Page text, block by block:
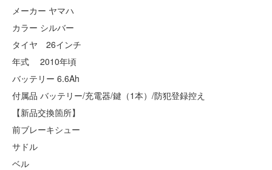
メーカー ヤマハ
カラー シルバー
タイヤ 26インチ
年式 2010年頃
バッテリー 6.6Ah
付属品 バッテリー/充電器/鍵（1本）/防犯登録控え
【新品交換箇所】
前ブレーキシュー
サドル
ベル